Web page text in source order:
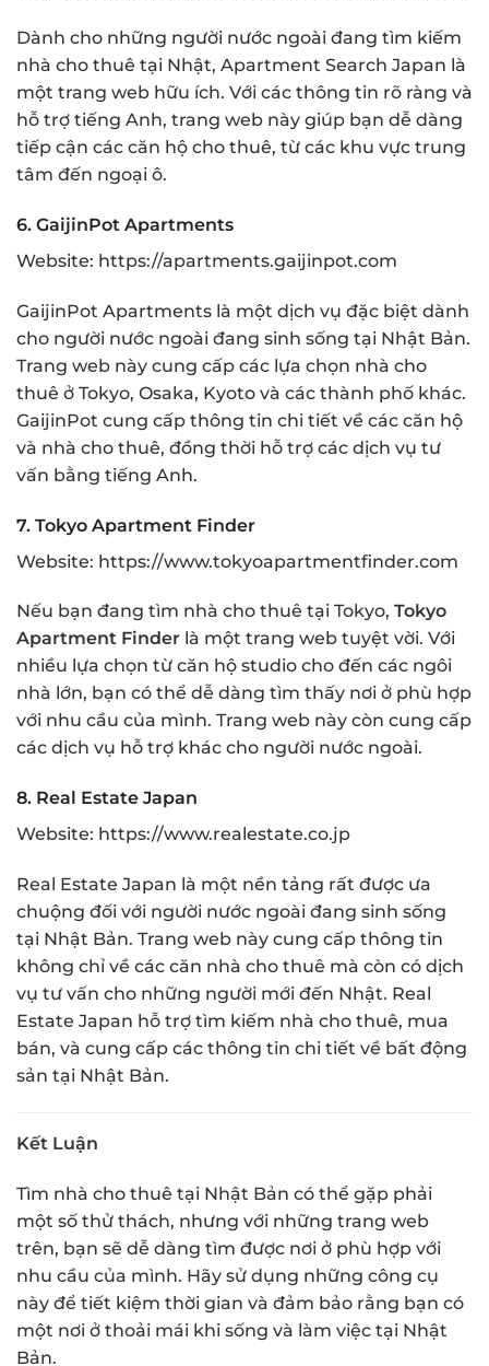
Dành cho những người nước ngoài đang tìm kiếm
nhà cho thuê tại Nhật, Apartment Search Japan là
một trang web hữu ích. Với các thông tin rõ ràng và
hỗ trợ tiếng Anh, trang web này giúp bạn dễ dàng
tiếp cận các căn hộ cho thuê, từ các khu vực trung
tâm đến ngoại ô.
6. GaijinPot Apartments
Website: https://apartments.gaijinpot.com
GaijinPot Apartments là một dịch vụ đặc biệt dành
cho người nước ngoài đang sinh sống tại Nhật Bản.
Trang web này cung cấp các lựa chọn nhà cho
thuê ở Tokyo, Osaka, Kyoto và các thành phố khác.
GaijinPot cung cấp thông tin chi tiết về các căn hộ
và nhà cho thuê, đồng thời hỗ trợ các dịch vụ tư
vấn bằng tiếng Anh.
7. Tokyo Apartment Finder
Website: https://www.tokyoapartmentfinder.com
Nếu bạn đang tìm nhà cho thuê tại Tokyo, Tokyo
Apartment Finder là một trang web tuyệt vời. Với
nhiều lựa chọn từ căn hộ studio cho đến các ngôi
nhà lớn, bạn có thể dễ dàng tìm thấy nơi ở phù hợp
với nhu cầu của mình. Trang web này còn cung cấp
các dịch vụ hỗ trợ khác cho người nước ngoài.
8. Real Estate Japan
Website: https://www.realestate.co.jp
Real Estate Japan là một nền tảng rất được ưa
chuộng đối với người nước ngoài đang sinh sống
tại Nhật Bản. Trang web này cung cấp thông tin
không chỉ về các căn nhà cho thuê mà còn có dịch
vụ tư vấn cho những người mới đến Nhật. Real
Estate Japan hỗ trợ tìm kiếm nhà cho thuê, mua
bán, và cung cấp các thông tin chi tiết về bất động
sản tại Nhật Bản.
Kết Luận
Tìm nhà cho thuê tại Nhật Bản có thể gặp phải
một số thử thách, nhưng với những trang web
trên, bạn sẽ dễ dàng tìm được nơi ở phù hợp với
nhu cầu của mình. Hãy sử dụng những công cụ
này để tiết kiệm thời gian và đảm bảo rằng bạn có
một nơi ở thoải mái khi sống và làm việc tại Nhật
Bản.